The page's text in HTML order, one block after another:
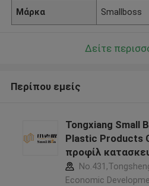
Μάρκα Smallboss
Δείτε
Περίπου εμείς
Tongxiang Small
Plastic Products
προφίλ
Economic